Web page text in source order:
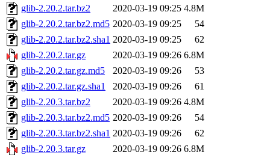
glib-2.20.2.tar.bz2
2020-03-19 09:25 4.8M
glib-2.20.2.tar.bz2.md5 2020-03-19 09:25
54
glib-2.20.2.tar.bz2.sha1 2020-03-19 09:25
62
glib-2.20.2.tar.gz
2020-03-19 09:26 6.8M
glib-2.20.2.tar.gz.md5
2020-03-19 09:26
53
glib-2.20.2.tar.gz.sha1
2020-03-19 09:26
61
glib-2.20.3.tar.bz2
2020-03-19 09:26 4.8M
glib-2.20.3.tar.bz2.md5 2020-03-19 09:26
54
glib-2.20.3.tar.bz2.sha1 2020-03-19 09:26
62
glib-2.20.3.tar.gz
2020-03-19 09:26 6.8M